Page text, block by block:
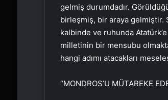
gelmiş durumdadır.
birleşmiş, bir araya gelmiştir.
kalbinde ve ruhunda
milletinin bir mensubu
hangi adımı atacakları
“MONDROS’U MÜTAREKE